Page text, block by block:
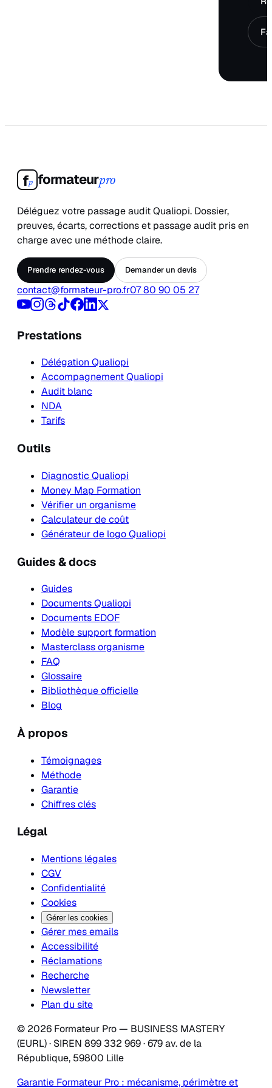
fp formateurpro
Déléguez votre passage audit Qualiopi. Dossier,
preuves, écarts, corrections et passage audit pris en
charge avec une méthode claire.
Prendre rendez-vous Demander un devis
contact@formateur-pro.fr07 80 90 05 27
Prestations
Délégation Qualiopi
Accompagnement Qualiopi
Audit blanc
NDA
Tarifs
Outils
Diagnostic Qualiopi
Money Map Formation
Vérifier un organisme
Calculateur de coût
Générateur de logo Qualiopi
Guides & docs
Guides
Documents Qualiopi
Documents EDOF
Modèle support formation
Masterclass organisme
FAQ
Glossaire
Bibliothèque officielle
Blog
À propos
Témoignages
Méthode
Garantie
Chiffres clés
Légal
Mentions légales
CGV
Confidentialité
Cookies
Gérer les cookies
Gérer mes emails
Accessibilité
Réclamations
Recherche
Newsletter
Plan du site
© 2026 Formateur Pro — BUSINESS MASTERY
(EURL) · SIREN 899 332 969 · 679 av. de la
République, 59800 Lille
Garantie Formateur Pro : mécanisme, périmètre et